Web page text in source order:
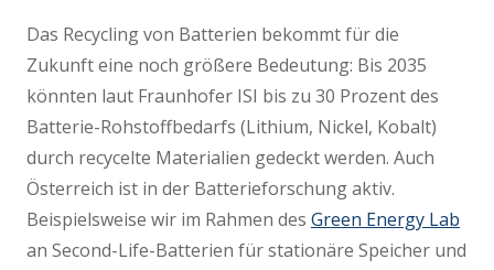
Das Recycling von Batterien bekommt für die
Zukunft eine noch größere Bedeutung: Bis 2035
könnten laut Fraunhofer ISI bis zu 30 Prozent des
Batterie-Rohstoffbedarfs (Lithium, Nickel, Kobalt)
durch recycelte Materialien gedeckt werden. Auch
Österreich ist in der Batterieforschung aktiv.
Beispielsweise wir im Rahmen des Green Energy Lab
an Second-Life-Batterien für stationäre Speicher und